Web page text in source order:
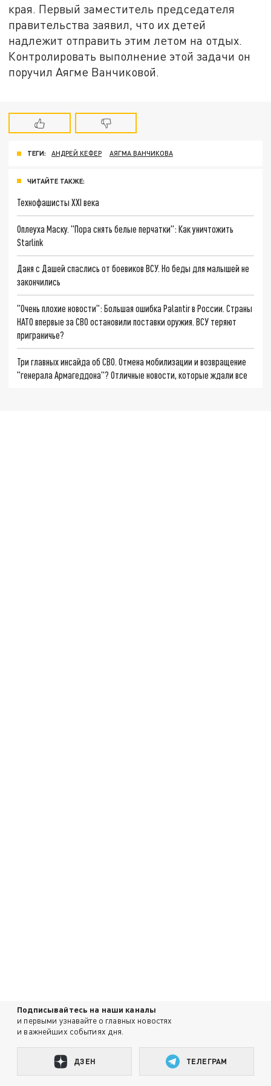
края. Первый заместитель председателя
правительства заявил, что их детей
надлежит отправить этим летом на отдых.
Контролировать выполнение этой задачи он
поручил Аягме Ванчиковой.
ТЕГИ: АНДРЕЙ КЕФЕР АЯГМА ВАНЧИКОВА
ЧИТАЙТЕ ТАКЖЕ:
Технофашисты XXI века
Оплеуха Маску. "Пора снять белые перчатки": Как уничтожить
Starlink
Даня с Дашей спаслись от боевиков ВСУ. Но беды для малышей не
закончились
"Очень плохие новости": Большая ошибка Palantir в России. Страны
НАТО впервые за СВО остановили поставки оружия. ВСУ теряют
приграничье?
Три главных инсайда об СВО. Отмена мобилизации и возвращение
"генерала Армагеддона"? Отличные новости, которые ждали все
Подписывайтесь на наши каналы
и первыми узнавайте о главных новостях
и важнейших событиях дня.
ДЗЕН ТЕЛЕГРАМ